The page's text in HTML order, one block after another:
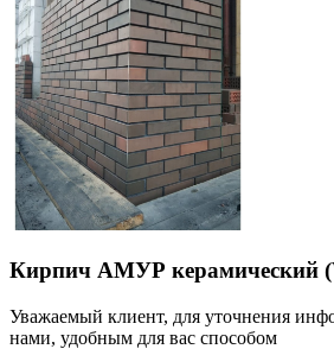
Кирпич АМУР керамический
Уважаемый клиент, для уточнения
нами, удобным для вас способом